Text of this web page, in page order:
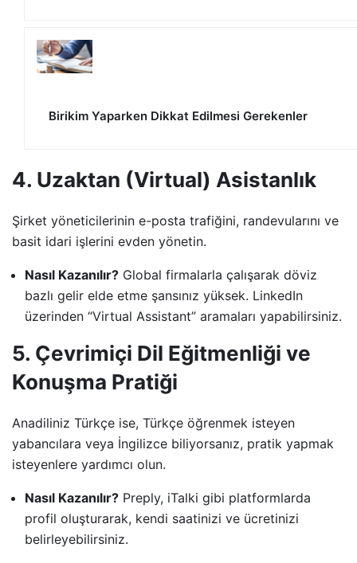
Birikim Yaparken Dikkat Edilmesi Gerekenler
4. Uzaktan (Virtual) Asistanlık
Şirket yöneticilerinin e-posta trafiğini, randevularını ve
basit idari işlerini evden yönetin.
Nasıl Kazanılır? Global firmalarla çalışarak döviz
bazlı gelir elde etme şansınız yüksek. LinkedIn
üzerinden “Virtual Assistant” aramaları yapabilirsiniz.
5. Çevrimiçi Dil Eğitmenliği ve
Konuşma Pratiği
Anadiliniz Türkçe ise, Türkçe öğrenmek isteyen
yabancılara veya İngilizce biliyorsanız, pratik yapmak
isteyenlere yardımcı olun.
Nasıl Kazanılır? Preply, iTalki gibi platformlarda
profil oluşturarak, kendi saatinizi ve ücretinizi
belirleyebilirsiniz.